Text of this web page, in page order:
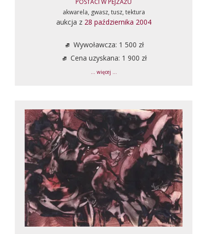
akwarela, gwasz, tusz, tektura
aukcja z 28 października 2004
Wywoławcza: 1 500 zł
Cena uzyskana: 1 900 zł
... więcej ...